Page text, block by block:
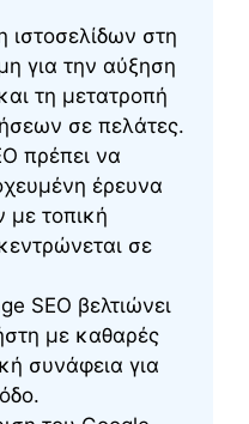
στη
για την αύξηση
τη μετατροπή
σε πελάτες.
πρέπει να
έρευνα
με τοπική
σε
SEO βελτιώνει
με καθαρές
συνάφεια για